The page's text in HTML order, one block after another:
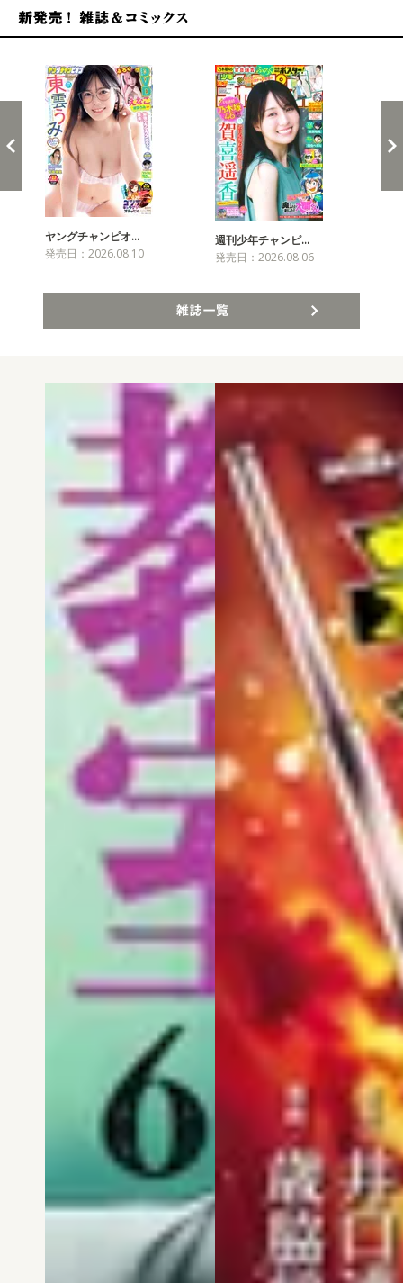
ヤングチャンピオ…
発売日：2026.08.10
週刊少年チャンピ…
発売日：2026.08.06